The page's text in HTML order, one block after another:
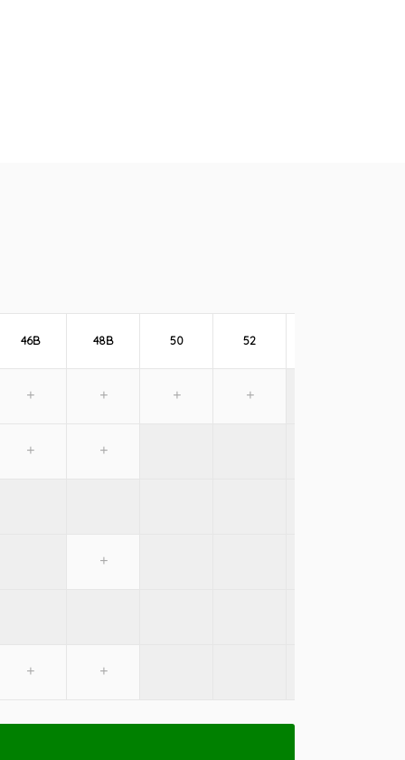
46B 48B 50 52